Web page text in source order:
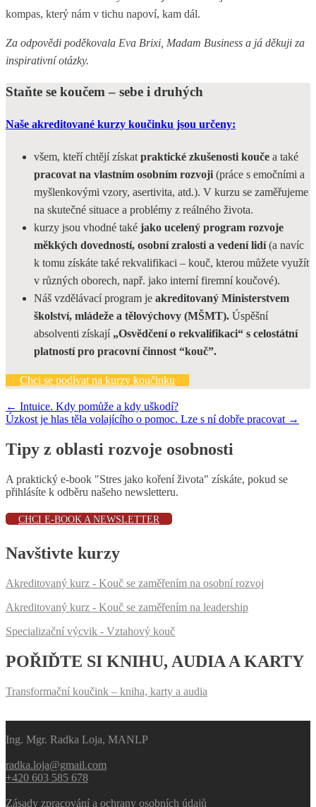
kompas, který nám v tichu napoví, kam dál.
Za odpovědi poděkovala Eva Brixi, Madam Business a já děkuji za
inspirativní otázky.
Staňte se koučem – sebe i druhých
Naše akreditované kurzy koučinku jsou určeny:
všem, kteří chtějí získat praktické zkušenosti kouče a také
pracovat na vlastním osobním rozvoji (práce s emočními a
myšlenkovými vzory, asertivita, atd.). V kurzu se zaměřujeme
na skutečné situace a problémy z reálného života.
kurzy jsou vhodné také jako ucelený program rozvoje
měkkých dovedností, osobní zralosti a vedení lidí(a navíc
k tomu získáte také rekvalifikaci – kouč, kterou můžete využít
v různých oborech, např. jako interní firemní koučové).
Náš vzdělávací program je akreditovaný Ministerstvem
školství, mládeže a tělovýchovy (MŠMT). Úspěšní
absolventi získají „Osvědčení o rekvalifikaci“ s celostátní
platností pro pracovní činnost “kouč”.
Chci se podívat na kurzy koučinku
Navigace
pro
příspěvek
← Intuice. Kdy pomůže a kdy uškodí?
Úzkost je hlas těla volajícího o pomoc. Lze s ní dobře pracovat →
Tipy z oblasti rozvoje osobnosti
A praktický e-book "Stres jako koření života" získáte, pokud se
přihlásíte k odběru našeho newsletteru.
CHCI E-BOOK A NEWSLETTER
Navštivte kurzy
Akreditovaný kurz - Kouč se zaměřením na osobní rozvoj
Akreditovaný kurz - Kouč se zaměřením na leadership
Specializační výcvik - Vztahový kouč
POŘIĎTE SI KNIHU, AUDIA A KARTY
Transformační koučink – kniha, karty a audia
Ing. Mgr. Radka Loja, MANLP
radka.loja@gmail.com
+420 603 585 678
Zásady zpracování a ochrany osobních údajů